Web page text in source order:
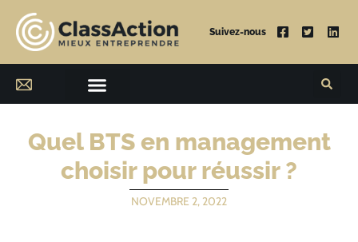
Suivez-nous
Quel BTS en management
choisir pour réussir ?
NOVEMBRE 2, 2022